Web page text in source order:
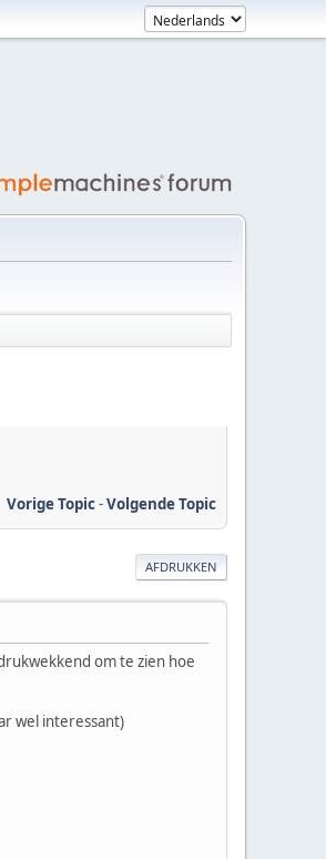
Vorige Topic-Volgende Topic
AFDRUKKEN
om te zien hoe
wel interessant)